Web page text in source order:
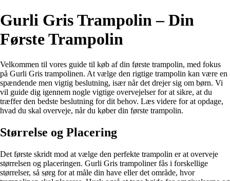
Gurli Gris Trampolin – Din
Første Trampolin
Velkommen til vores guide til køb af din første trampolin, med fokus
på Gurli Gris trampolinen. At vælge den rigtige trampolin kan være en
spændende men vigtig beslutning, især når det drejer sig om børn. Vi
vil guide dig igennem nogle vigtige overvejelser for at sikre, at du
træffer den bedste beslutning for dit behov. Læs videre for at opdage,
hvad du skal overveje, når du køber din første trampolin.
Størrelse og Placering
Det første skridt mod at vælge den perfekte trampolin er at overveje
størrelsen og placeringen. Gurli Gris trampoliner fås i forskellige
størrelser, så sørg for at måle din have eller det område, hvor